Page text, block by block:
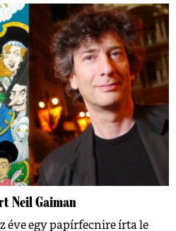
Neil Gaiman
éve egy papírfecnire írta le